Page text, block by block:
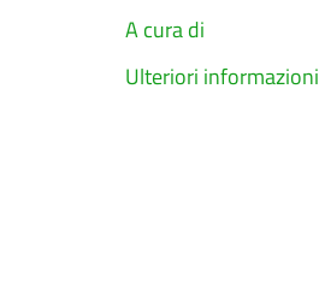
A cura di
Ulteriori informazioni